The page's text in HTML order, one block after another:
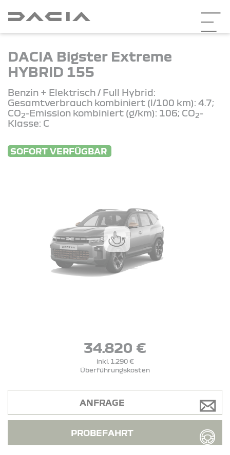
DACIA Bigster Extreme
HYBRID 155
Benzin + Elektrisch / Full Hybrid:
Gesamtverbrauch kombiniert (l/100 km): 4.7;
CO2-Emission kombiniert (g/km): 106; CO2-
Klasse: C
SOFORT VERFÜGBAR
34.820 €
inkl. 1.290 €
Überführungskosten
ANFRAGE
PROBEFAHRT